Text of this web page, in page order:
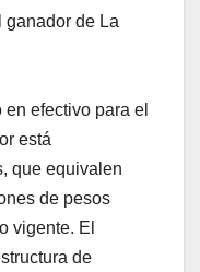
ganador de La
efectivo para el
está
que equivalen
de pesos
vigente. El
de